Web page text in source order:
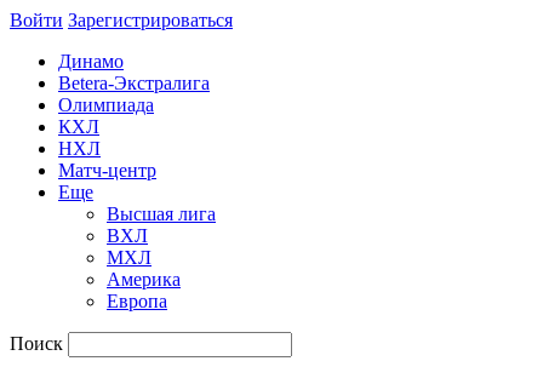
Войти Зарегиcтрироваться
Динамо
Betera-Экстралига
Олимпиада
КХЛ
НХЛ
Матч-центр
Еще
Высшая лига
ВХЛ
МХЛ
Америка
Европа
Поиск